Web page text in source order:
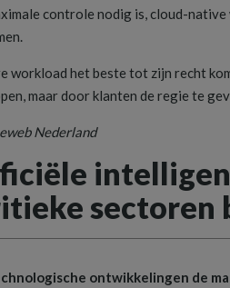
controle nodig is, cloud-
workload het beste tot zijn recht
maar door klanten de regie te
Nederland
sectoren
ontwikkelingen de